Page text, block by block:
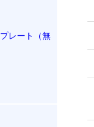
レート（無